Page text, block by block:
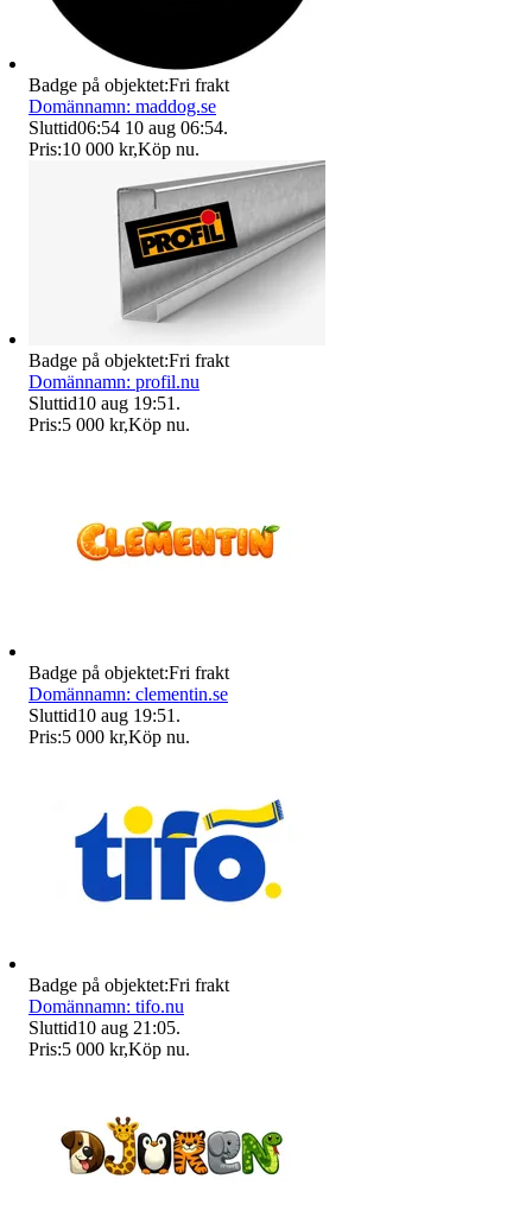
Badge på objektet:Fri frakt
Domännamn: maddog.se
Sluttid06:54 10 aug 06:54.
Pris:10 000 kr,Köp nu.
Badge på objektet:Fri frakt
Domännamn: profil.nu
Sluttid10 aug 19:51 .
Pris:5 000 kr,Köp nu.
Badge på objektet:Fri frakt
Domännamn: clementin.se
Sluttid10 aug 19:51 .
Pris:5 000 kr,Köp nu.
Badge på objektet:Fri frakt
Domännamn: tifo.nu
Sluttid10 aug 21:05.
Pris:5 000 kr,Köp nu.